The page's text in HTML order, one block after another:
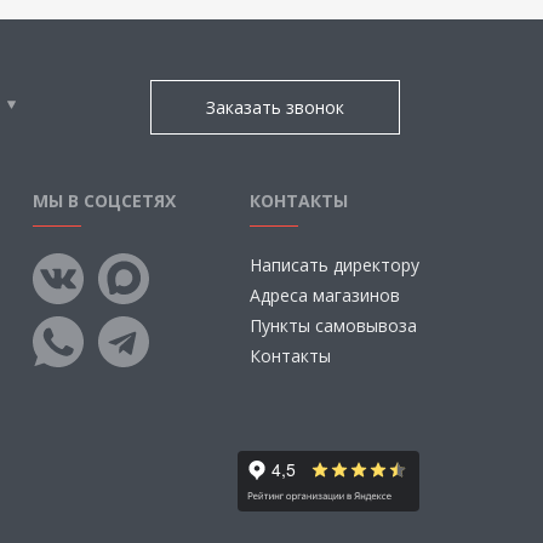
Заказать звонок
МЫ В СОЦСЕТЯХ КОНТАКТЫ
Написать директору
Адреса магазинов
Пункты самовывоза
Контакты